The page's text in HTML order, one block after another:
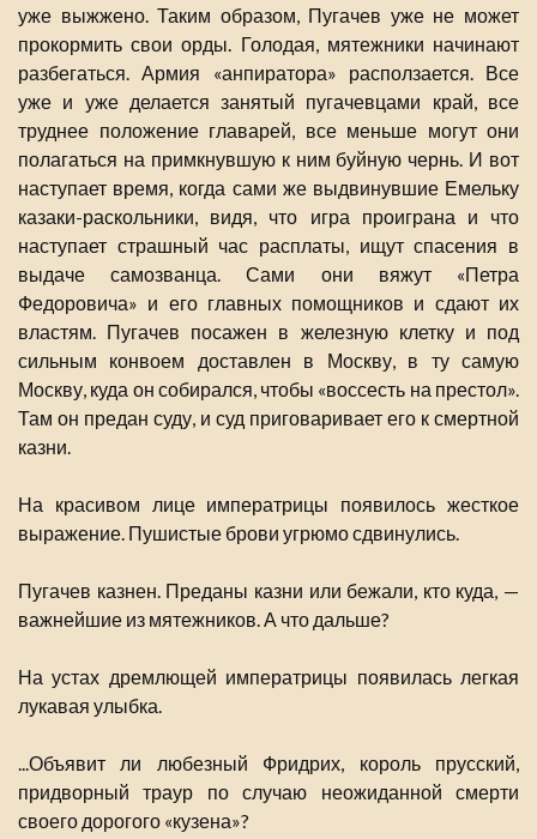
уже выжжено. Таким образом, Пугачев уже не может
прокормить свои орды. Голодая, мятежники начинают
разбегаться. Армия «анпиратора» расползается. Все
уже и уже делается занятый пугачевцами край, все
труднее положение главарей, все меньше могут они
полагаться на примкнувшую к ним буйную чернь. И вот
наступает время, когда сами же выдвинувшие Емельку
казаки-раскольники, видя, что игра проиграна и что
наступает страшный час расплаты, ищут спасения в
выдаче самозванца. Сами они вяжут «Петра
Федоровича» и его главных помощников и сдают их
властям. Пугачев посажен в железную клетку и под
сильным конвоем доставлен в Москву, в ту самую
Москву, куда он собирался, чтобы «воссесть на престол».
Там он предан суду, и суд приговаривает его к смертной
казни.
На красивом лице императрицы появилось жесткое
выражение. Пушистые брови угрюмо сдвинулись.
Пугачев казнен. Преданы казни или бежали, кто куда, —
важнейшие из мятежников. А что дальше?
На устах дремлющей императрицы появилась легкая
лукавая улыбка.
...Объявит ли любезный Фридрих, король прусский,
придворный траур по случаю неожиданной смерти
своего дорогого «кузена»?